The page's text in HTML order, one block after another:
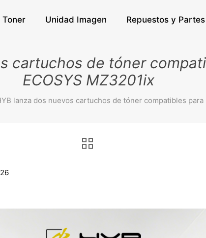
Unidad Imagen Repuestos y Partes
cartuchos de tóner
ECOSYS MZ3201ix
lanza dos nuevos cartuchos de tóner compatibles para